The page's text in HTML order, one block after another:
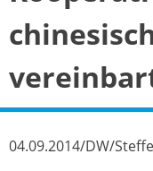
04.09.2014/DW/